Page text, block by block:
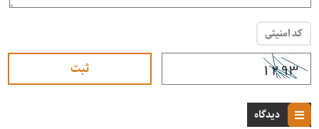
کد امنیتی
دیدگاه